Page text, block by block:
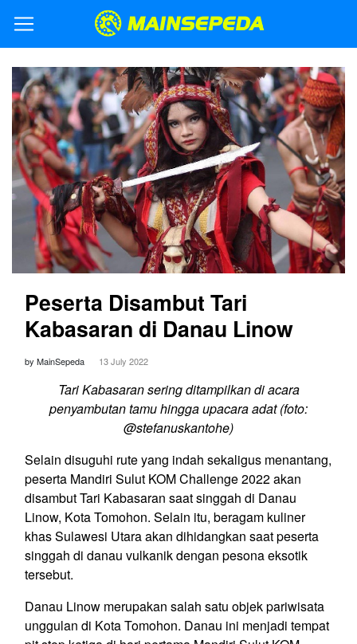
Peserta Disambut Tari
Kabasaran di Danau Linow
by MainSepeda 13 July 2022
Tari Kabasaran sering ditampilkan di acara
penyambutan tamu hingga upacara adat (foto:
@stefanuskantohe)
Selain disuguhi rute yang indah sekaligus menantang,
peserta Mandiri Sulut KOM Challenge 2022 akan
disambut Tari Kabasaran saat singgah di Danau
Linow, Kota Tomohon. Selain itu, beragam kuliner
khas Sulawesi Utara akan dihidangkan saat peserta
singgah di danau vulkanik dengan pesona eksotik
tersebut.
Danau Linow merupakan salah satu objek pariwisata
unggulan di Kota Tomohon. Danau ini menjadi tempat